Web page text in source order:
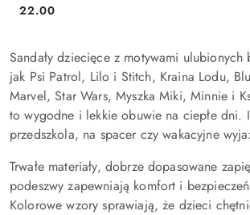
Cena:
22.00
Sandały dziecięce z motywami ulubionych
jak Psi Patrol, Lilo i Stitch, Kraina Lodu,
Marvel, Star Wars, Myszka Miki, Minnie i
to wygodne i lekkie obuwie na ciepłe dni.
przedszkola, na spacer czy wakacyjne
Trwałe materiały, dobrze dopasowane
podeszwy zapewniają komfort i
Kolorowe wzory sprawiają, że dzieci